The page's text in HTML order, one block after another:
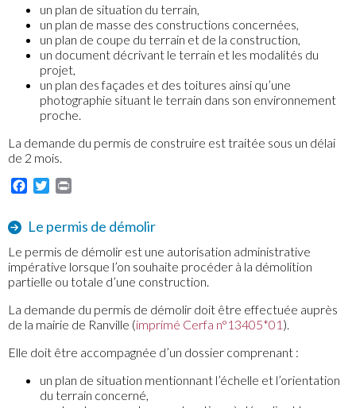
un plan de situation du terrain,
un plan de masse des constructions concernées,
un plan de coupe du terrain et de la construction,
un document décrivant le terrain et les modalités du
projet,
un plan des façades et des toitures ainsi qu’une
photographie situant le terrain dans son environnement
proche.
La demande du permis de construire est traitée sous un délai
de 2 mois.
Facebook
Twitter
Le permis de démolir
Le permis de démolir est une autorisation administrative
impérative lorsque l’on souhaite procéder à la démolition
partielle ou totale d’une construction.
La demande du permis de démolir doit être effectuée auprès
de la mairie de Ranville (imprimé Cerfa n°13405*01 ).
Elle doit être accompagnée d’un dossier comprenant :
un plan de situation mentionnant l’échelle et l’orientation
du terrain concerné,